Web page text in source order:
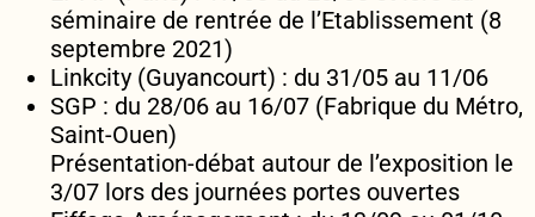
séminaire de rentrée de l’Etablissement (8
septembre 2021)
Linkcity (Guyancourt) : du 31/05 au 11/06
SGP : du 28/06 au 16/07 (Fabrique du Métro,
Saint-Ouen)
Présentation-débat autour de l’exposition le
3/07 lors des journées portes ouvertes